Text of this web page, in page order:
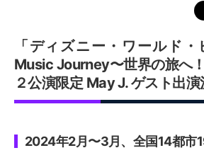
「ディズニー・ワールド
Music Journey〜世界の旅へ！
２公演限定 May J. ゲスト出演
2024年2月〜3月、全国14都市